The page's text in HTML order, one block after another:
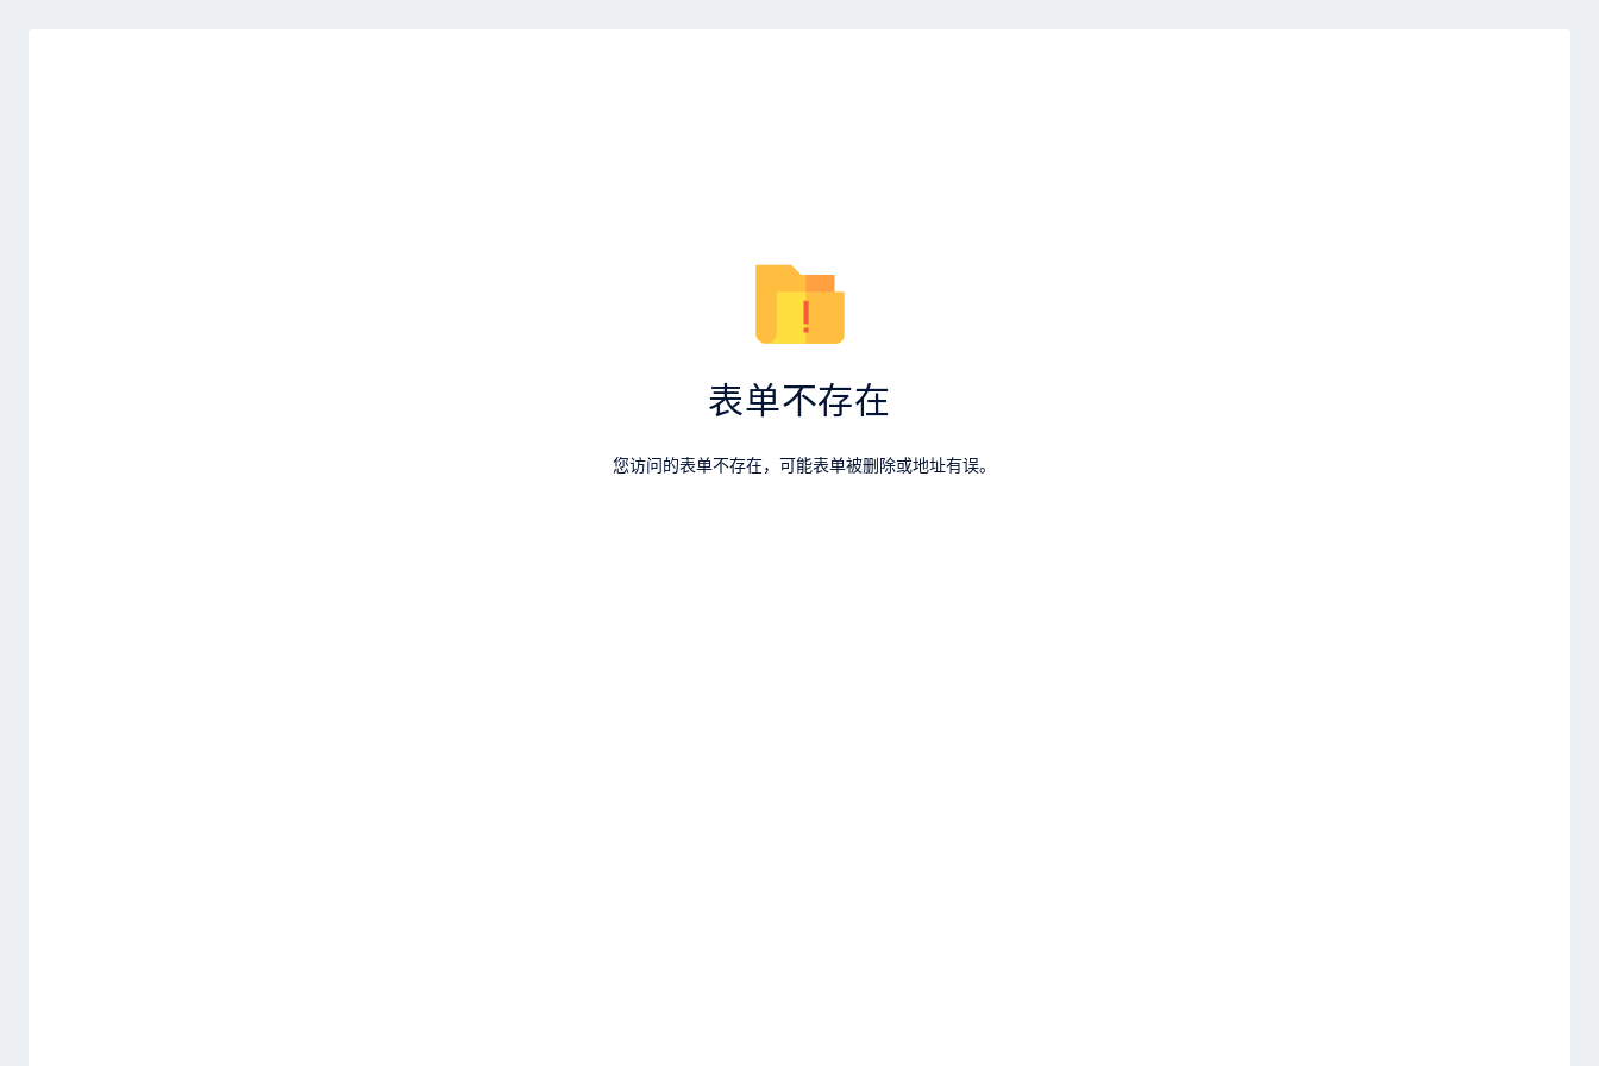
表单不存在
您访问的表单不存在，可能表单被删除或地址有误。